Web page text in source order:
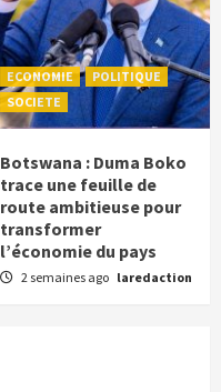
ECONOMIE
POLITIQUE
SOCIETE
Botswana : Duma Boko
trace une feuille de
route ambitieuse pour
transformer
l’économie du pays
2 semaines ago laredaction